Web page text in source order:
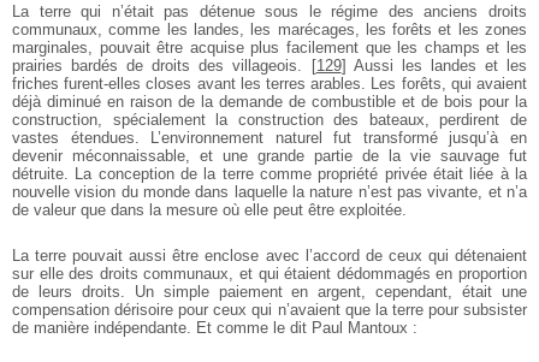
La terre qui n’était pas détenue sous le régime des anciens droits
communaux, comme les landes, les marécages, les forêts et les zones
marginales, pouvait être acquise plus facilement que les champs et les
prairies bardés de droits des villageois.
[129] Aussi les landes et les
friches furent-elles closes avant les terres arables. Les forêts, qui avaient
déjà diminué en raison de la demande de combustible et de bois pour la
construction, spécialement la construction des bateaux, perdirent de
vastes étendues. L’environnement naturel fut transformé jusqu’à en
devenir méconnaissable, et une grande partie de la vie sauvage fut
détruite. La conception de la terre comme propriété privée était liée à la
nouvelle vision du monde dans laquelle la nature n’est pas vivante, et n’a
de valeur que dans la mesure où elle peut être exploitée.
La terre pouvait aussi être enclose avec l’accord de ceux qui détenaient
sur elle des droits communaux, et qui étaient dédommagés en proportion
de leurs droits. Un simple paiement en argent, cependant, était une
compensation dérisoire pour ceux qui n’avaient que la terre pour subsister
de manière indépendante. Et comme le dit Paul Mantoux :